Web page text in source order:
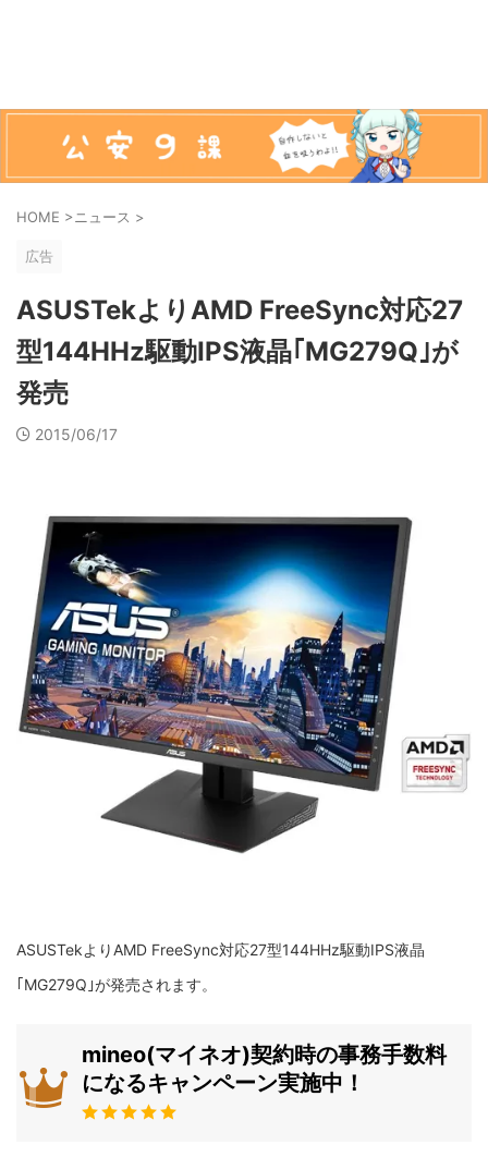
HOME >ニュース >
広告
ASUSTekよりAMD FreeSync対応27
型144HHz駆動IPS液晶｢MG279Q｣が
発売
2015/06/17
ASUSTekよりAMD FreeSync対応27型144HHz駆動IPS液晶
｢MG279Q｣が発売されます。
mineo(マイネオ)契約時の事務手数料
になるキャンペーン実施中！